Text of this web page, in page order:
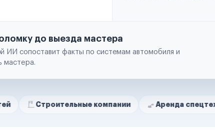
до выезда мастера
ИИ сопоставит факты по системам автомобиля и
мастера.
компании Аренда спецтехники